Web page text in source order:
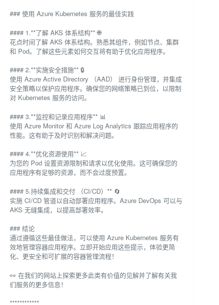
### 使用 Azure Kubernetes 服务的最佳实践
#### 1.**了解 AKS 体系结构** 🌐
花点时间了解 AKS 体系结构。熟悉其组件，例如节点、集群
和 Pod。了解这些元素如何交互将有助于优化应用程序。
#### 2.**实施安全措施** 🔒
使用 Azure Active Directory （AAD） 进行身份管理，并集成
安全策略以保护应用程序。确保您的网络策略已到位，以限制
对 Kubernetes 服务的访问。
#### 3.**监控和记录应用程序** 📊
使用 Azure Monitor 和 Azure Log Analytics 跟踪应用程序的
性能。这有助于及时识别和解决问题。
#### 4.**优化资源使用** 📈
为您的 Pod 设置资源限制和请求以优化使用。这可确保您的
应用程序有足够的资源，而不会过度预置。
#### 5.持续集成和交付 （CI/CD）** 🔄
实施 CI/CD 管道以自动部署应用程序。Azure DevOps 可以与
AKS 无缝集成，以提高部署效率。
### 结论
通过遵循这些最佳做法，可以使用 Azure Kubernetes 服务有
效地管理容器应用程序。立即开始应用这些提示，体验更简
化、更安全和可扩展的容器管理流程！
👀 在我们的网站上探索更多此类有价值的见解并了解有关我
们服务的更多信息！
************